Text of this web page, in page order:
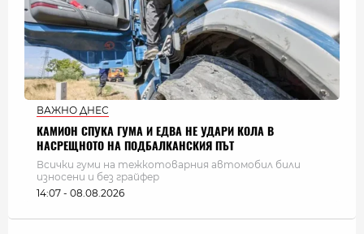
ВАЖНО ДНЕС
КАМИОН СПУКА ГУМА И ЕДВА НЕ УДАРИ КОЛА В
НАСРЕЩНОТО НА ПОДБАЛКАНСКИЯ ПЪТ
Всички гуми на тежкотоварния автомобил били
износени и без грайфер
14:07 - 08.08.2026